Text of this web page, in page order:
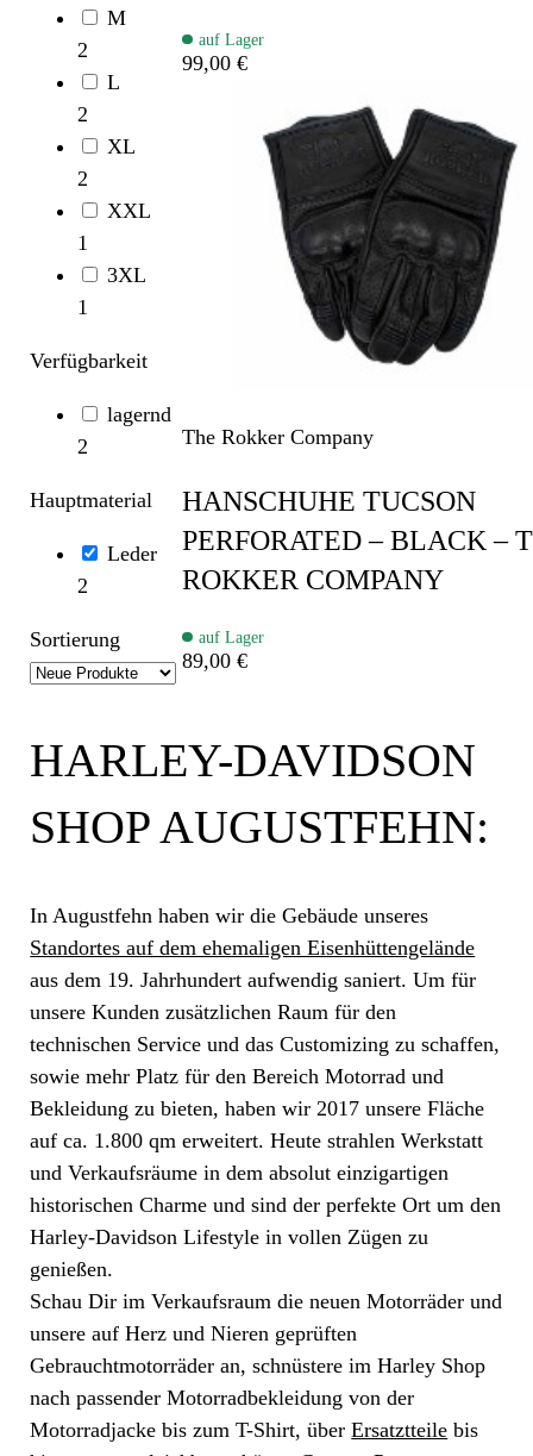
M
2
L
2
XL
2
XXL
1
3XL
1
Verfügbarkeit
lagernd
2
Hauptmaterial
Leder
2
Sortierung
auf Lager
99,00 €
The Rokker Company
HANSCHUHE TUCSON
PERFORATED – BLACK –
ROKKER COMPANY
auf Lager
89,00 €
HARLEY-DAVIDSON
SHOP AUGUSTFEHN:
In Augustfehn haben wir die Gebäude unseres
Standortes auf dem ehemaligen Eisenhüttengelände
aus dem 19. Jahrhundert aufwendig saniert. Um für
unsere Kunden zusätzlichen Raum für den
technischen Service und das Customizing zu schaffen,
sowie mehr Platz für den Bereich Motorrad und
Bekleidung zu bieten, haben wir 2017 unsere Fläche
auf ca. 1.800 qm erweitert. Heute strahlen Werkstatt
und Verkaufsräume in dem absolut einzigartigen
historischen Charme und sind der perfekte Ort um den
Harley-Davidson Lifestyle in vollen Zügen zu
genießen.
Schau Dir im Verkaufsraum die neuen Motorräder und
unsere auf Herz und Nieren geprüften
Gebrauchtmotorräder an, schnüstere im Harley Shop
nach passender Motorradbekleidung von der
Motorradjacke bis zum T-Shirt, überErsatztteile bis